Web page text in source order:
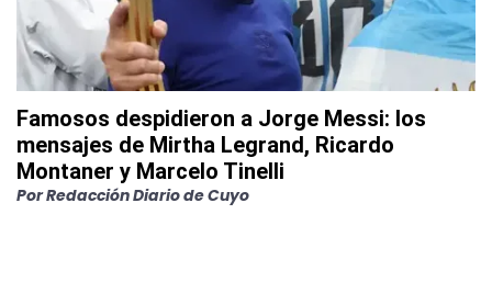
Famosos despidieron a Jorge Messi: los
mensajes de Mirtha Legrand, Ricardo
Montaner y Marcelo Tinelli
PorRedacción Diario de Cuyo